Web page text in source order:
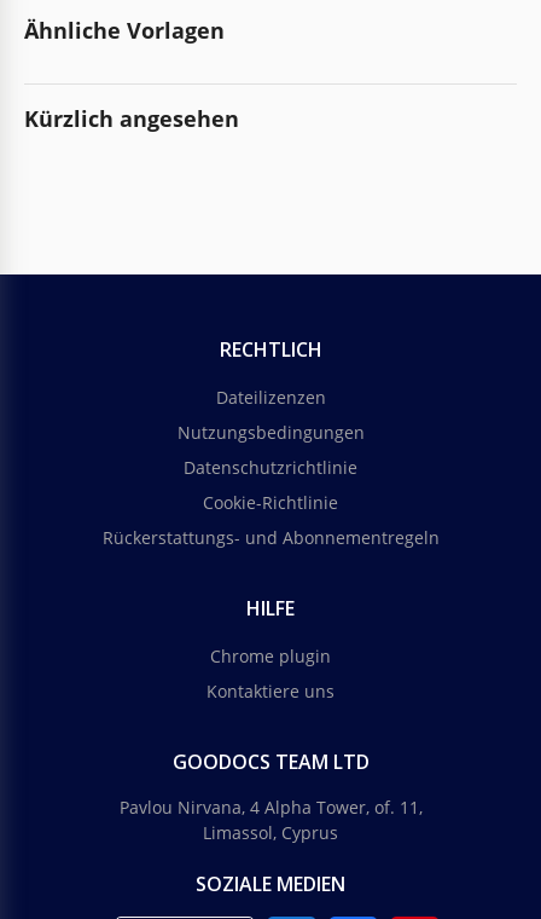
Ähnliche Vorlagen
Kürzlich angesehen
RECHTLICH
Dateilizenzen
Nutzungsbedingungen
Datenschutzrichtlinie
Cookie-Richtlinie
Rückerstattungs- und Abonnementregeln
HILFE
Chrome plugin
Kontaktiere uns
GOODOCS TEAM LTD
Pavlou Nirvana, 4 Alpha Tower, of. 11,
Limassol, Cyprus
SOZIALE MEDIEN